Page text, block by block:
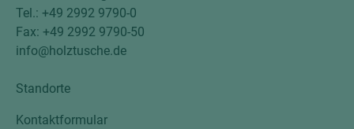
Tel.: +49 2992 9790-0
Fax: +49 2992 9790-50
info@holztusche.de
Standorte
Kontaktformular